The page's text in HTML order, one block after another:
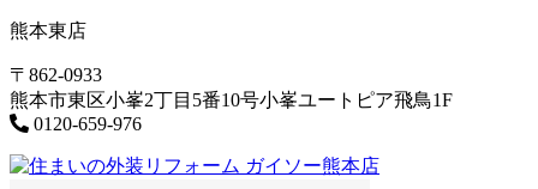
熊本東店
〒862-0933
熊本市東区小峯2丁目5番10号小峯ユートピア飛鳥1F
0120-659-976